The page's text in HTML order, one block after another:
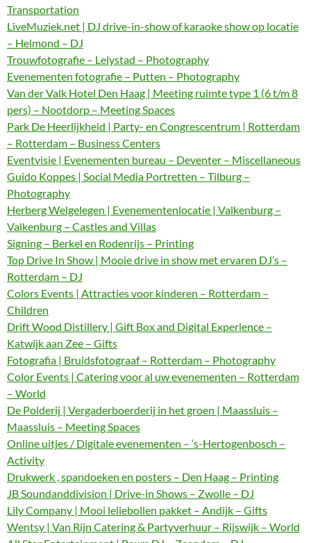
Transportation
LiveMuziek.net | DJ drive-in-show of karaoke show op locatie
– Helmond – DJ
Trouwfotografie – Lelystad – Photography
Evenementen fotografie – Putten – Photography
Van der Valk Hotel Den Haag | Meeting ruimte type 1 (6 t/m 8
pers) – Nootdorp – Meeting Spaces
Park De Heerlijkheid | Party- en Congrescentrum | Rotterdam
– Rotterdam – Business Centers
Eventvisie | Evenementen bureau – Deventer – Miscellaneous
Guido Koppes | Social Media Portretten – Tilburg –
Photography
Herberg Welgelegen | Evenementenlocatie | Valkenburg –
Valkenburg – Castles and Villas
Signing – Berkel en Rodenrijs – Printing
Top Drive In Show | Mooie drive in show met ervaren DJ’s –
Rotterdam – DJ
Colors Events | Attracties voor kinderen – Rotterdam –
Children
Drift Wood Distillery | Gift Box and Digital Experience –
Katwijk aan Zee – Gifts
Fotografia | Bruidsfotograaf – Rotterdam – Photography
Color Events | Catering voor al uw evenementen – Rotterdam
– World
De Polderij | Vergaderboerderij in het groen | Maassluis –
Maassluis – Meeting Spaces
Online uitjes / Digitale evenementen – ‘s-Hertogenbosch –
Activity
Drukwerk , spandoeken en posters – Den Haag – Printing
JB Soundanddivision | Drive-in Shows – Zwolle – DJ
Lily Company | Mooi leliebollen pakket – Andijk – Gifts
Wentsy | Van Rijn Catering & Partyverhuur – Rijswijk – World